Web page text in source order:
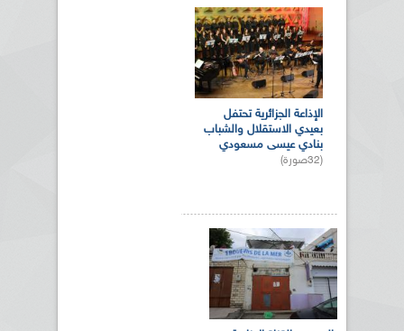
الإذاعة الجزائرية تحتفل
بعيدي الاستقلال والشباب
بنادي عيسى مسعودي
(32صورة)